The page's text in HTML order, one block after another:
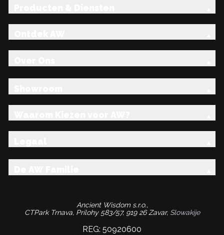
Ancient Wisdom s.r.o.,
CTPark Trnava, Prílohy 583/57, 919 26 Zavar, Slowakije
REG: 50920600